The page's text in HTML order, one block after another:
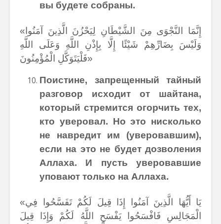
вы будете собраны.
«إِنَّمَا النَّجْوَى مِنَ الشَّيْطَانِ لِيَحْزُنَ الَّذِينَ آمَنُوا
وَلَيْسَ بِضَارِّهِمْ شَيْئًا إِلَّا بِإِذْنِ اللَّهِ وَعَلَى اللَّهِ
فَلْيَتَوَكَّلِ الْمُؤْمِنُونَ»
Поистине, запрещенный тайный
разговор исходит от шайтана,
который стремится огорчить тех,
кто уверовал. Но это нисколько
не навредит им (уверовавшим),
если на это не будет дозволения
Аллаха. И пусть уверовавшие
уповают только на Аллаха.
«يَا أَيُّهَا الَّذِينَ آمَنُوا إِذَا قِيلَ لَكُمْ تَفَسَّحُوا فِي
الْمَجَالِسِ فَافْسَحُوا يَفْسَحِ اللَّهُ لَكُمْ وَإِذَا قِيلَ